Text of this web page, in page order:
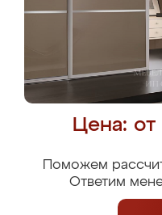
Цена:
Поможем
Ответим